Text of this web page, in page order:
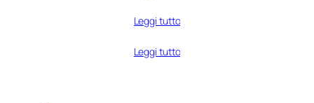
Leggi tutto
Leggi tutto